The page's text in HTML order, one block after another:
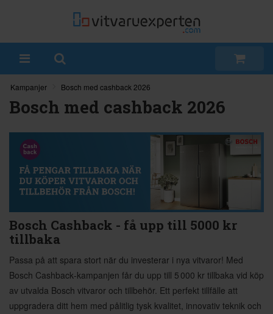
Kampanjer Bosch med cashback 2026
Bosch med cashback 2026
Bosch Cashback - få upp till 5000 kr
tillbaka
Passa på att spara stort när du investerar i nya vitvaror! Med
Bosch Cashback‑kampanjen får du upp till 5 000 kr tillbaka vid köp
av utvalda Bosch vitvaror och tillbehör. Ett perfekt tillfälle att
uppgradera ditt hem med pålitlig tysk kvalitet, innovativ teknik och